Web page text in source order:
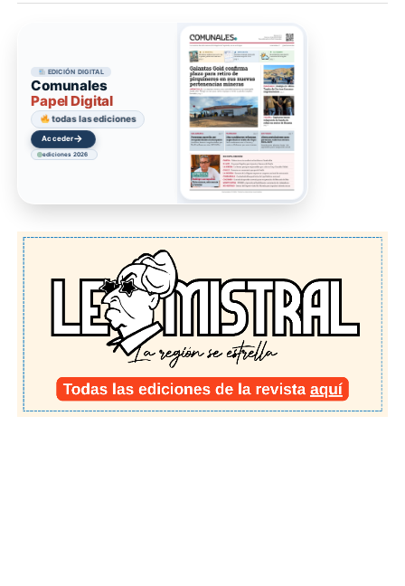
EDICIÓN DIGITAL
Comunales
Papel Digital
todas las ediciones
Acceder→
ediciones 2026